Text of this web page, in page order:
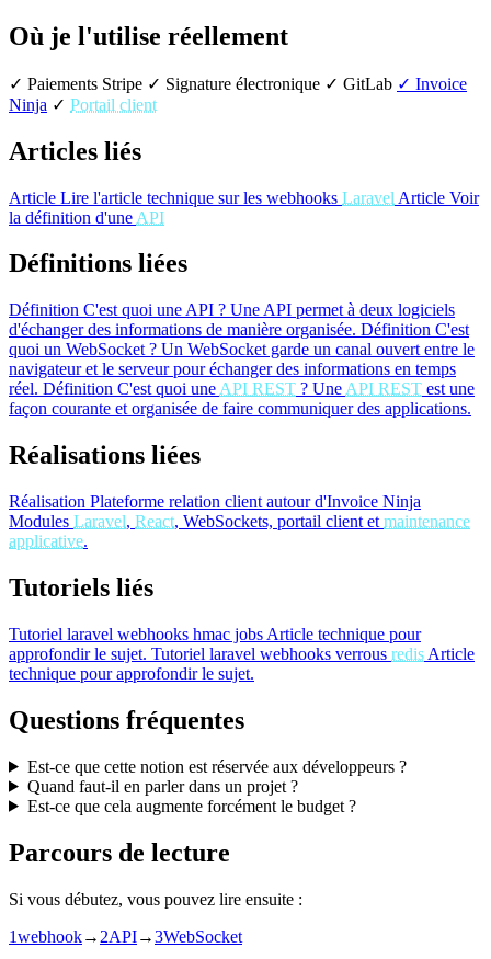
Où je l'utilise réellement
✓ Paiements Stripe ✓ Signature électronique ✓ GitLab ✓ Invoice
Ninja ✓ Portail client
Articles liés
Article Lire l'article technique sur les webhooks Laravel Article Voir
la définition d'une API
Définitions liées
Définition C'est quoi une API ? Une API permet à deux logiciels
d'échanger des informations de manière organisée. Définition C'est
quoi un WebSocket ? Un WebSocket garde un canal ouvert entre le
navigateur et le serveur pour échanger des informations en temps
réel. Définition C'est quoi une API REST ? Une API REST est une
façon courante et organisée de faire communiquer des applications.
Réalisations liées
Réalisation Plateforme relation client autour d'Invoice Ninja
Modules Laravel, React, WebSockets, portail client et maintenance
applicative.
Tutoriels liés
Tutoriel laravel webhooks hmac jobs Article technique pour
approfondir le sujet. Tutoriel laravel webhooks verrous redis Article
technique pour approfondir le sujet.
Questions fréquentes
Est-ce que cette notion est réservée aux développeurs ?
Quand faut-il en parler dans un projet ?
Est-ce que cela augmente forcément le budget ?
Parcours de lecture
Si vous débutez, vous pouvez lire ensuite :
1webhook→ 2API→3WebSocket